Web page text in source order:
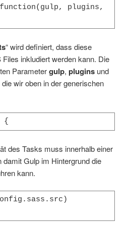
plugins,
“ wird definiert, dass diese
inkludiert werden kann. Die
Parametergulp, plugins und
wir oben in der generischen
{
des Tasks muss innerhalb einer
damit Gulp im Hintergrund die
kann.